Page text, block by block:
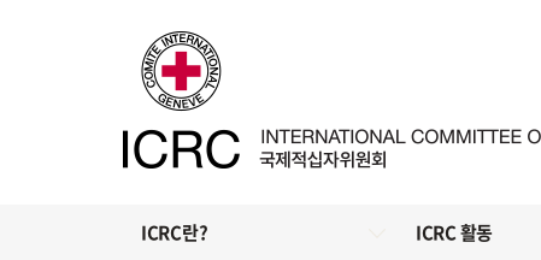
ICRC란? ICRC 활동